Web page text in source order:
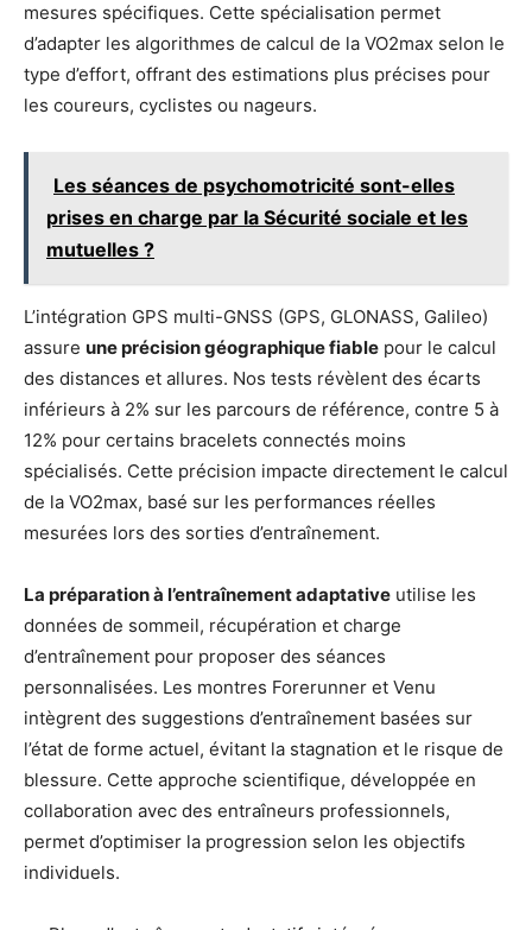
mesures spécifiques. Cette spécialisation permet
d’adapter les algorithmes de calcul de la VO2max selon le
type d’effort, offrant des estimations plus précises pour
les coureurs, cyclistes ou nageurs.
Les séances de psychomotricité sont-elles
prises en charge par la Sécurité sociale et les
mutuelles ?
L’intégration GPS multi-GNSS (GPS, GLONASS, Galileo)
assure une précision géographique fiable pour le calcul
des distances et allures. Nos tests révèlent des écarts
inférieurs à 2% sur les parcours de référence, contre 5 à
12% pour certains bracelets connectés moins
spécialisés. Cette précision impacte directement le calcul
de la VO2max, basé sur les performances réelles
mesurées lors des sorties d’entraînement.
La préparation à l’entraînement adaptative utilise les
données de sommeil, récupération et charge
d’entraînement pour proposer des séances
personnalisées. Les montres Forerunner et Venu
intègrent des suggestions d’entraînement basées sur
l’état de forme actuel, évitant la stagnation et le risque de
blessure. Cette approche scientifique, développée en
collaboration avec des entraîneurs professionnels,
permet d’optimiser la progression selon les objectifs
individuels.